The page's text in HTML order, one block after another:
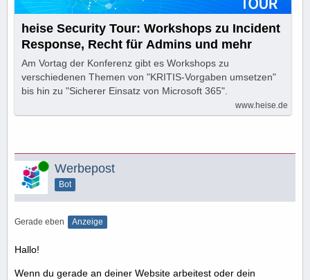
heise Security Tour: Workshops zu Incident
Response, Recht für Admins und mehr
Am Vortag der Konferenz gibt es Workshops zu
verschiedenen Themen von "KRITIS-Vorgaben umsetzen"
bis hin zu "Sicherer Einsatz von Microsoft 365".
www.heise.de
Online Werbepost
Bot
Gerade eben Anzeige
Hallo!
Wenn du gerade an deiner Website arbeitest oder dein